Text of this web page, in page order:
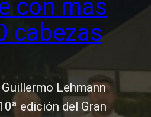
con más
cabezas
Lehmann
edición del Gran